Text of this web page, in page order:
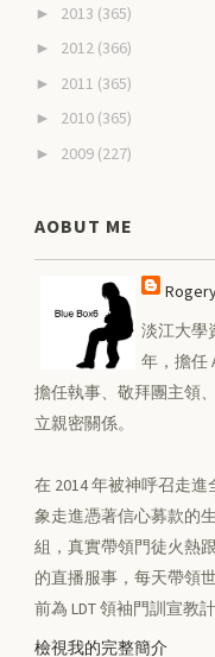
► 2013 (365)
► 2012 (366)
► 2011 (365)
► 2010 (365)
► 2009 (227)
AOBUT ME
淡江大學
年，擔任
擔任執事、敬拜團主領
立親密關係。
在 2014 年被神呼召走
象走進憑著信心募款的
組，真實帶領門徒火熱
的直播服事，每天帶領
前為 LDT 領袖門訓宣教
檢視我的完整簡介